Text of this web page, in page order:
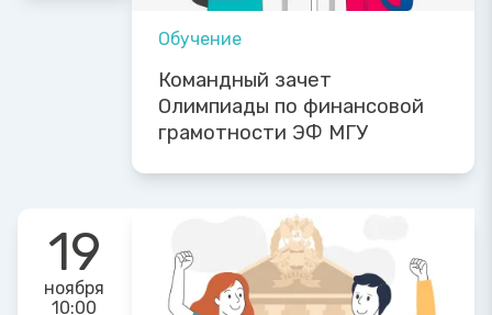
Обучение
Командный зачет
Олимпиады по финансовой
грамотности ЭФ МГУ
19
ноября
10:00